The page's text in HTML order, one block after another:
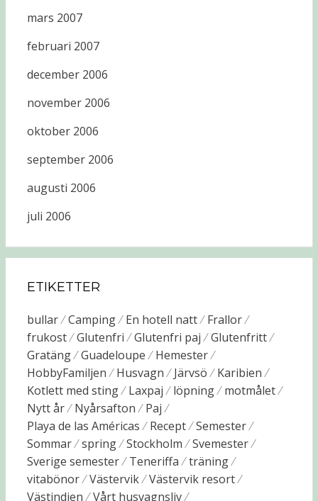
mars 2007
februari 2007
december 2006
november 2006
oktober 2006
september 2006
augusti 2006
juli 2006
ETIKETTER
bullar Camping En hotell natt
Frallor
frukost
Glutenfri Glutenfri paj
Glutenfritt
Gratäng
Guadeloupe
Hemester
HobbyFamiljen
Husvagn Järvsö
Karibien
Kotlett med sting
Laxpaj löpning
motmålet
Nytt år
Nyårsafton
Paj
Playa de las Américas
Recept
Semester
Sommar
spring Stockholm
Svemester
Sverige semester
Teneriffa
träning
vitabönor
Västervik
Västervik resort
Västindien
Vårt husvagnsliv